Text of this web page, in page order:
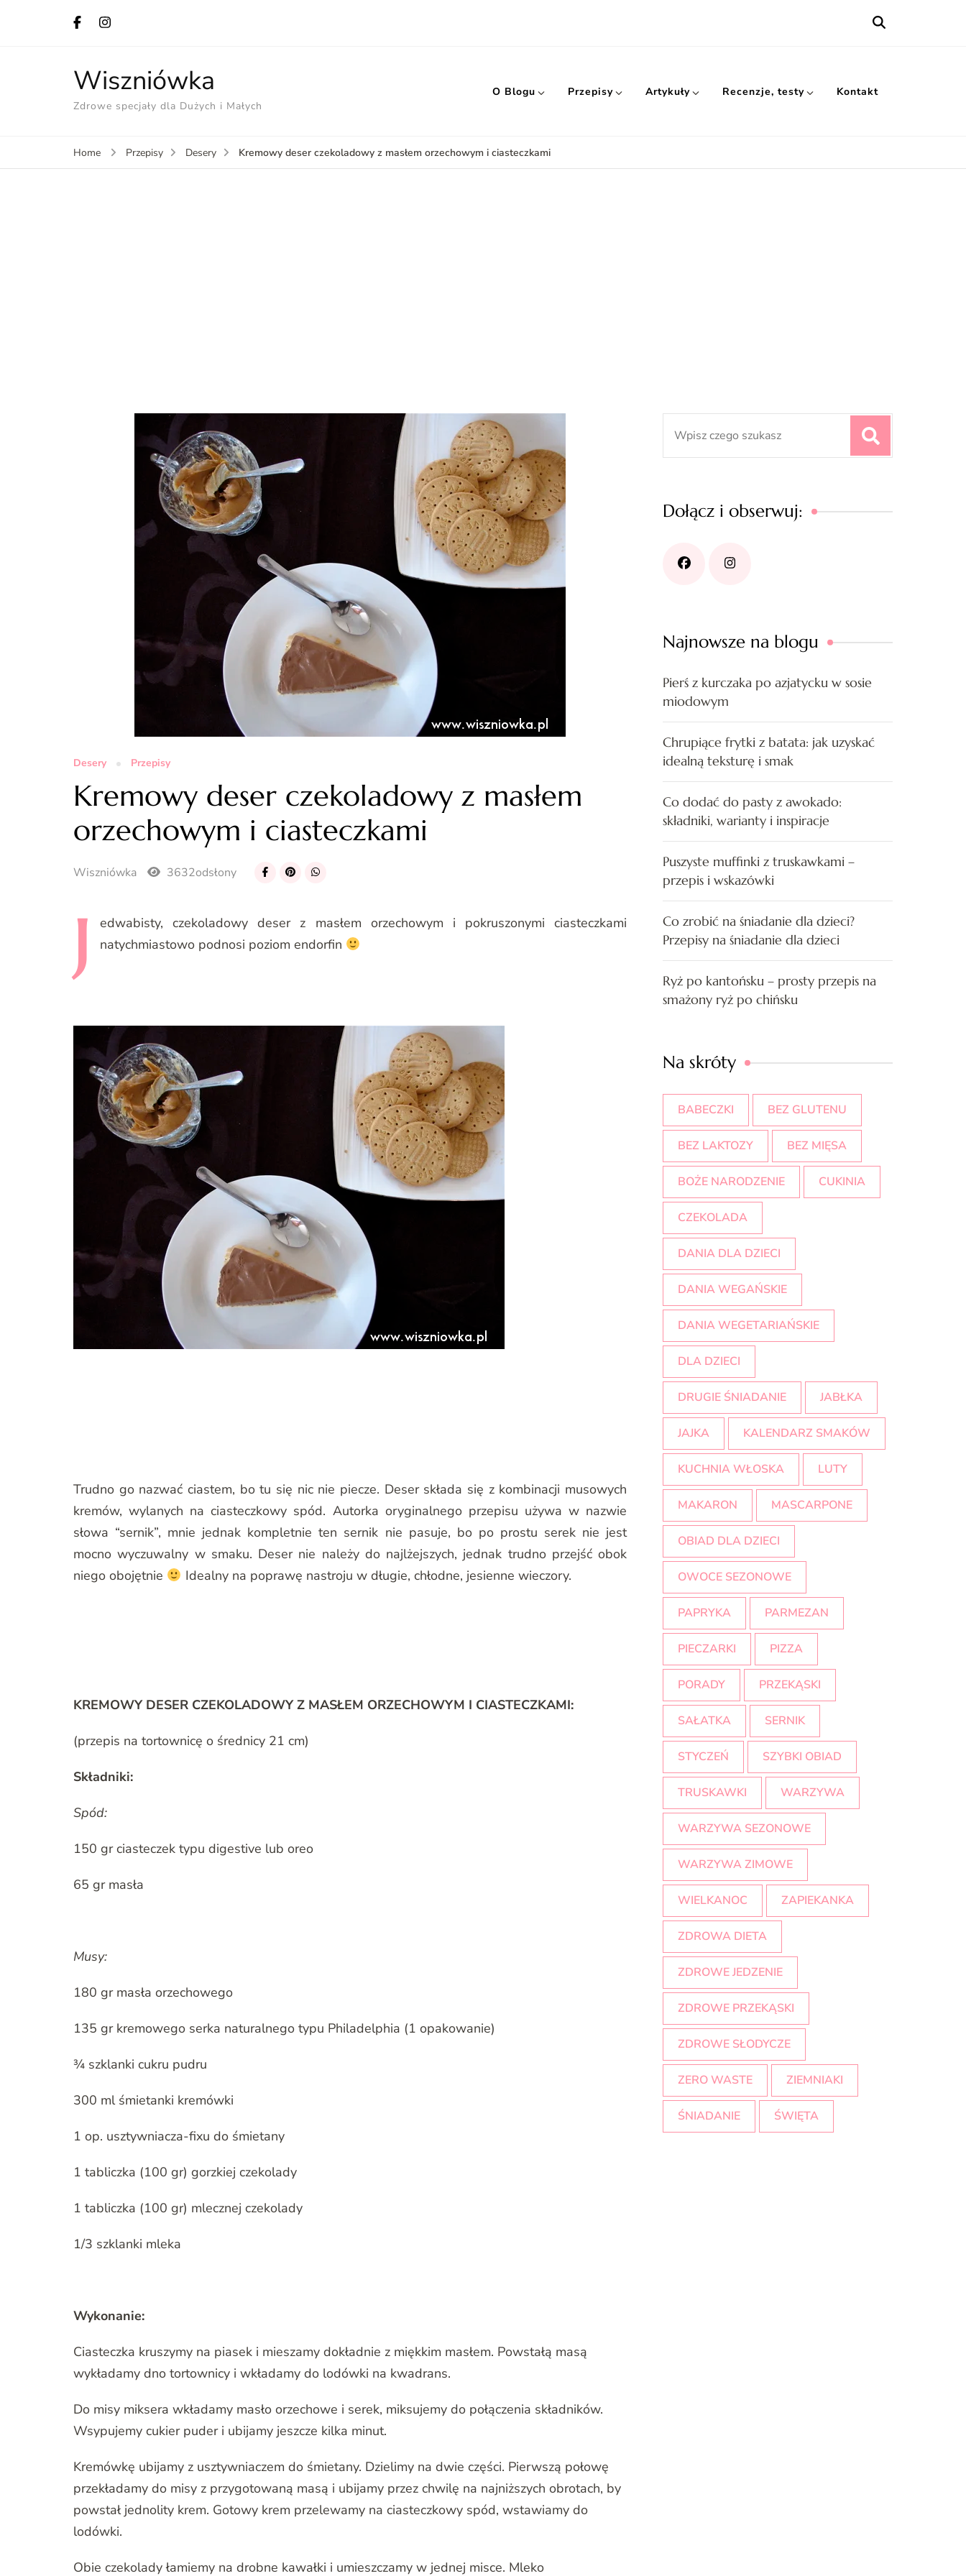
Wiszniówka
Zdrowe specjały dla Dużych i Małych
O Blogu Przepisy Artykuły Recenzje, testy Kontakt
Home Przepisy Desery Kremowy deser czekoladowy z masłem orzechowym i ciasteczkami
Desery Przepisy
Kremowy deser czekoladowy z masłem
orzechowym i ciasteczkami
Wiszniówka 3632odsłony
J edwabisty, czekoladowy deser z masłem orzechowym i pokruszonymi ciasteczkami
natychmiastowo podnosi poziom endorfin
Trudno go nazwać ciastem, bo tu się nic nie piecze. Deser składa się z kombinacji musowych
kremów, wylanych na ciasteczkowy spód. Autorka oryginalnego przepisu używa w nazwie
słowa “sernik”, mnie jednak kompletnie ten sernik nie pasuje, bo po prostu serek nie jest
mocno wyczuwalny w smaku. Deser nie należy do najlżejszych, jednak trudno przejść obok
niego obojętnie
Idealny na poprawę nastroju w długie, chłodne, jesienne wieczory.
KREMOWY DESER CZEKOLADOWY Z MASŁEM ORZECHOWYM I CIASTECZKAMI:
(przepis na tortownicę o średnicy 21 cm)
Składniki:
Spód:
150 gr ciasteczek typu digestive lub oreo
65 gr masła
Musy:
180 gr masła orzechowego
135 gr kremowego serka naturalnego typu Philadelphia (1 opakowanie)
¾ szklanki cukru pudru
300 ml śmietanki kremówki
1 op. usztywniacza-fixu do śmietany
1 tabliczka (100 gr) gorzkiej czekolady
1 tabliczka (100 gr) mlecznej czekolady
1/3 szklanki mleka
Wykonanie:
Ciasteczka kruszymy na piasek i mieszamy dokładnie z miękkim masłem. Powstałą masą
wykładamy dno tortownicy i wkładamy do lodówki na kwadrans.
Do misy miksera wkładamy masło orzechowe i serek, miksujemy do połączenia składników.
Wsypujemy cukier puder i ubijamy jeszcze kilka minut.
Kremówkę ubijamy z usztywniaczem do śmietany. Dzielimy na dwie części. Pierwszą połowę
przekładamy do misy z przygotowaną masą i ubijamy przez chwilę na najniższych obrotach, by
powstał jednolity krem. Gotowy krem przelewamy na ciasteczkowy spód, wstawiamy do
lodówki.
Obie czekolady łamiemy na drobne kawałki i umieszczamy w jednej misce. Mleko
Dołącz i obserwuj:
Najnowsze na blogu
Pierś z kurczaka po azjatycku w sosie
miodowym
Chrupiące frytki z batata: jak uzyskać
idealną teksturę i smak
Co dodać do pasty z awokado:
składniki, warianty i inspiracje
Puszyste muffinki z truskawkami –
przepis i wskazówki
Co zrobić na śniadanie dla dzieci?
Przepisy na śniadanie dla dzieci
Ryż po kantońsku – prosty przepis na
smażony ryż po chińsku
Na skróty
BABECZKI BEZ GLUTENU
BEZ LAKTOZY BEZ MIĘSA
BOŻE NARODZENIE CUKINIA
CZEKOLADA
DANIA DLA DZIECI
DANIA WEGAŃSKIE
DANIA WEGETARIAŃSKIE
DLA DZIECI
DRUGIE ŚNIADANIE JABŁKA
JAJKA KALENDARZ SMAKÓW
KUCHNIA WŁOSKA LUTY
MAKARON MASCARPONE
OBIAD DLA DZIECI
OWOCE SEZONOWE
PAPRYKA PARMEZAN
PIECZARKI PIZZA
PORADY PRZEKĄSKI
SAŁATKA SERNIK
STYCZEŃ SZYBKI OBIAD
TRUSKAWKI WARZYWA
WARZYWA SEZONOWE
WARZYWA ZIMOWE
WIELKANOC ZAPIEKANKA
ZDROWA DIETA
ZDROWE JEDZENIE
ZDROWE PRZEKĄSKI
ZDROWE SŁODYCZE
ZERO WASTE ZIEMNIAKI
ŚNIADANIE ŚWIĘTA